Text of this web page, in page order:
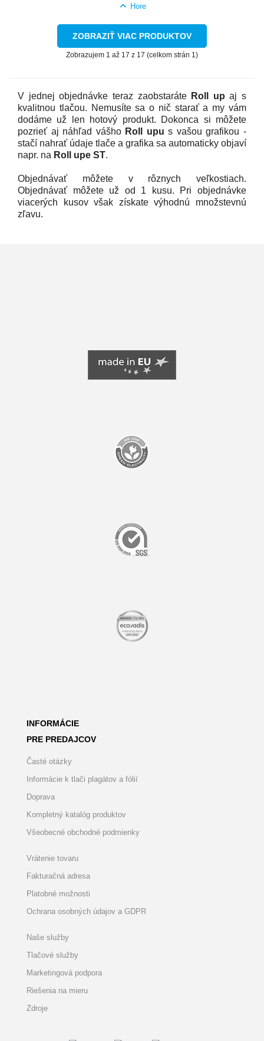
Hore
ZOBRAZIŤ VIAC PRODUKTOV
Zobrazujem 1 až 17 z 17 (celkom strán 1)
V jednej objednávke teraz zaobstaráte Roll up aj s
kvalitnou tlačou. Nemusíte sa o nič starať a my vám
dodáme už len hotový produkt. Dokonca si môžete
pozrieť aj náhľad vášho Roll upu s vašou grafikou -
stačí nahrať údaje tlače a grafika sa automaticky objaví
napr. na Roll upe ST.
Objednávať môžete v rôznych veľkostiach.
Objednávať môžete už od 1 kusu. Pri objednávke
viacerých kusov však získate výhodnú množstevnú
zľavu.
INFORMÁCIE
PRE PREDAJCOV
Časté otázky
Informácie k tlači plagátov a fólií
Doprava
Kompletný katalóg produktov
Všeobecné obchodné podmienky
Vrátenie tovaru
Fakturačná adresa
Platobné možnosti
Ochrana osobných údajov a GDPR
Naše služby
Tlačové služby
Marketingová podpora
Riešenia na mieru
Zdroje